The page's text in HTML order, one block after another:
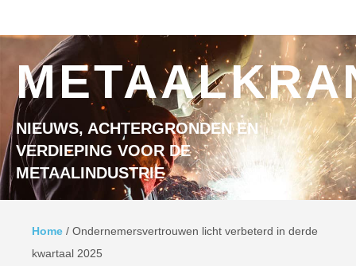
NIEUWS, ACHTERGRONDEN EN
VERDIEPING VOOR DE
METAALINDUSTRIE
Home / Ondernemersvertrouwen licht verbeterd in derde
kwartaal 2025